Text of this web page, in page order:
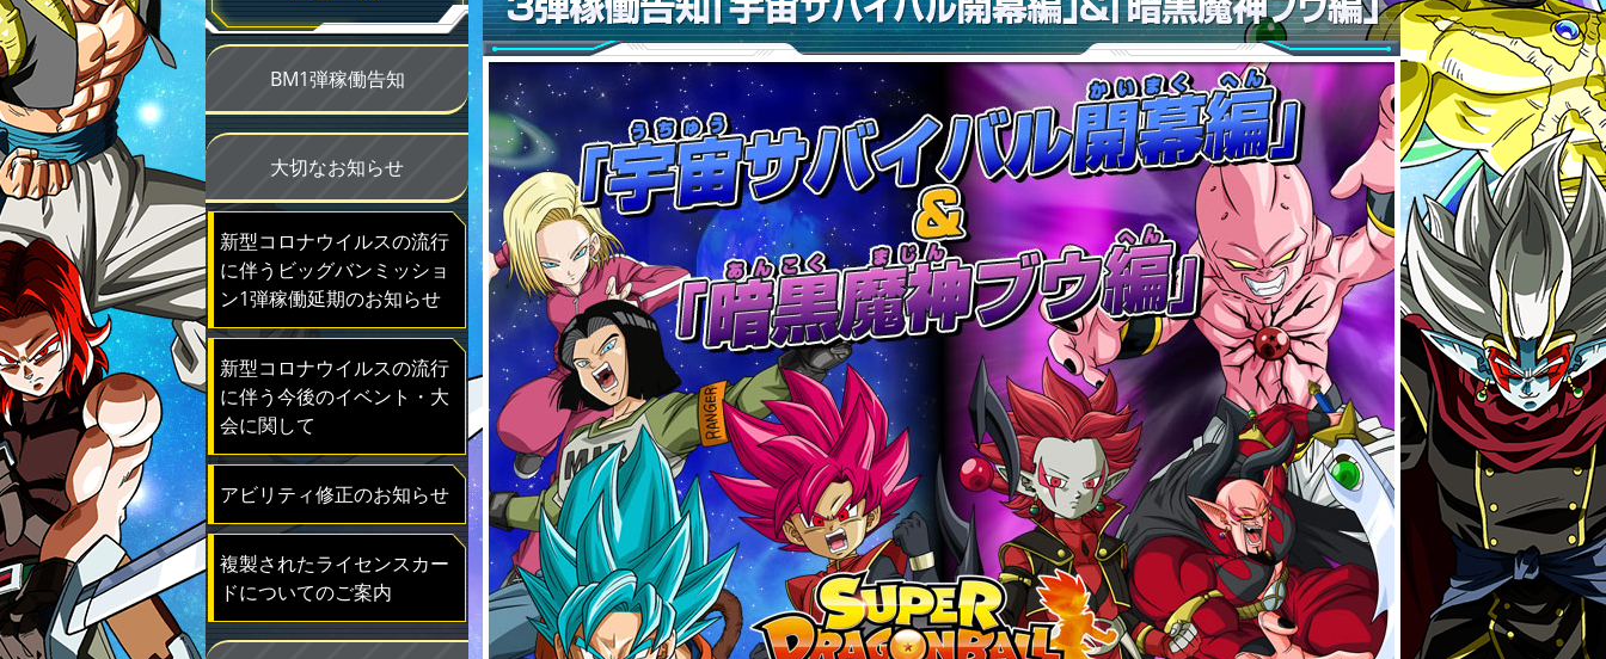
BM1弾稼働告知
大切なお知らせ
新型コロナウイルスの流行
に伴うビッグバンミッショ
ン1弾稼働延期のお知らせ
新型コロナウイルスの流行
に伴う今後のイベント・大
会に関して
アビリティ修正のお知らせ
複製されたライセンスカー
ドについてのご案内